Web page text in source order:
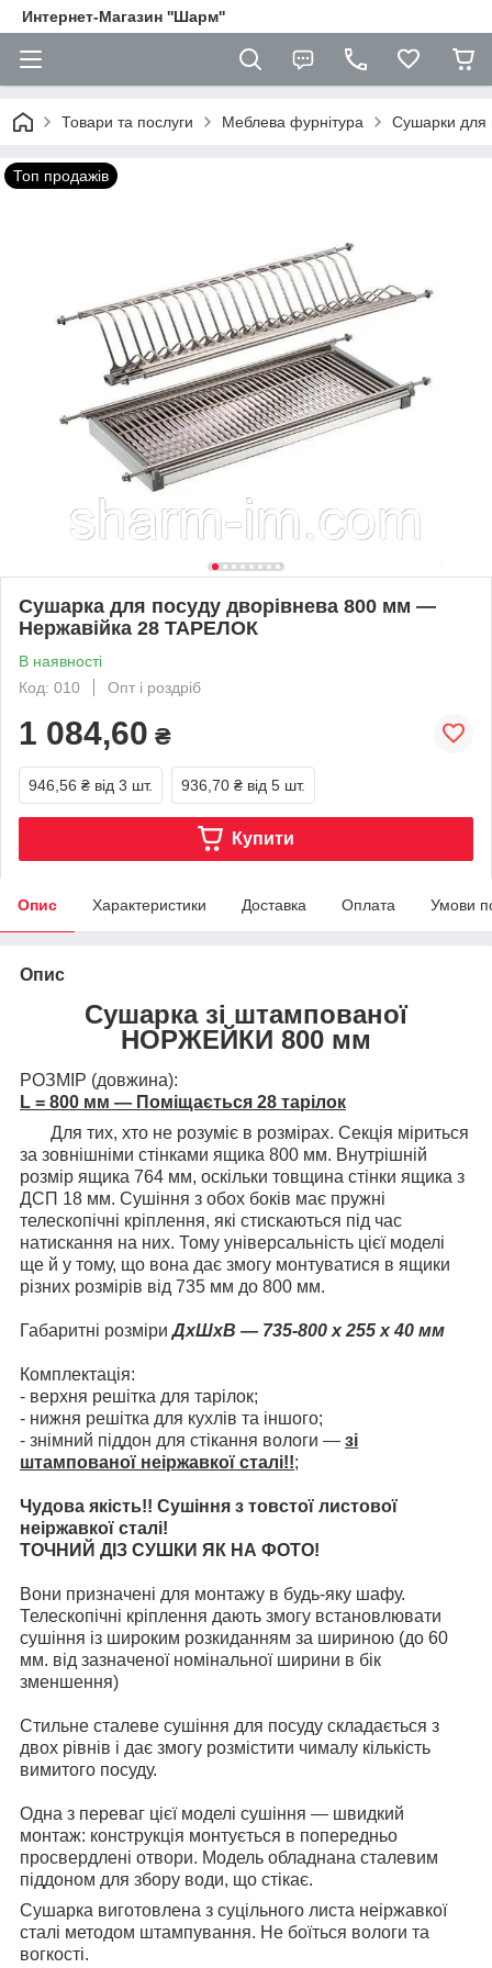
Интернет-Магазин ''Шарм''
Товари та послуги Меблева фурнітура Сушарки для
Топ продажів
Сушарка для посуду дворівнева 800 мм —
Нержавійка 28 ТАРЕЛОК
В наявності
Код: 010
Опт і роздріб
1 084,60 ₴
946,56 ₴ від 3 шт. 936,70 ₴ від 5 шт.
Купити
Опис Характеристики Доставка Оплата Умови
Опис
Сушарка зі штампованої
НОРЖЕЙКИ 800 мм
РОЗМІР (довжина):
L = 800 мм — Поміщається 28 тарілок
Для тих, хто не розуміє в розмірах. Секція міриться
за зовнішніми стінками ящика 800 мм. Внутрішній
розмір ящика 764 мм, оскільки товщина стінки ящика з
ДСП 18 мм. Сушіння з обох боків має пружні
телескопічні кріплення, які стискаються під час
натискання на них. Тому універсальність цієї моделі
ще й у тому, що вона дає змогу монтуватися в ящики
різних розмірів від 735 мм до 800 мм.
Габаритні розміриДхШхВ — 735-800 х 255 х 40 мм
Комплектація:
- верхня решітка для тарілок;
- нижня решітка для кухлів та іншого;
- знімний піддон для стікання вологи — зі
штампованої неіржавкої сталі!!;
Чудова якість!! Сушіння з товстої листової
неіржавкої сталі!
ТОЧНИЙ ДІЗ СУШКИ ЯК НА ФОТО!
Вони призначені для монтажу в будь-яку шафу.
Телескопічні кріплення дають змогу встановлювати
сушіння із широким розкиданням за шириною (до 60
мм. від зазначеної номінальної ширини в бік
зменшення)
Стильне сталеве сушіння для посуду складається з
двох рівнів і дає змогу розмістити чималу кількість
вимитого посуду.
Одна з переваг цієї моделі сушіння — швидкий
монтаж: конструкція монтується в попередньо
просвердлені отвори. Модель обладнана сталевим
піддоном для збору води, що стікає.
Сушарка виготовлена з суцільного листа неіржавкої
сталі методом штампування. Не боїться вологи та
вогкості.